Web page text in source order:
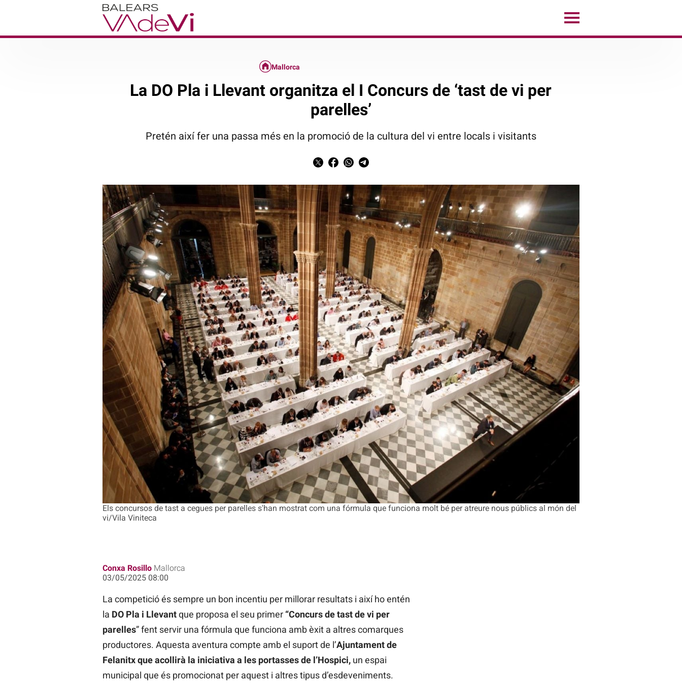
Els concursos de tast a cegues per parelles s'han mostrat com una fórmula que funciona molt bé per atreure nous públics al món del
vi/Vila Viniteca
Mallorca
La DO Pla i Llevant organitza el I Concurs de ‘tast de vi per
parelles’
Pretén així fer una passa més en la promoció de la cultura del vi entre locals i visitants
Conxa Rosillo Mallorca
03/05/2025 08:00
La competició és sempre un bon incentiu per millorar resultats i així ho entén
la DO Pla i Llevantque proposa el seu primer “Concurs de tast de vi per
parelles” fent servir una fórmula que funciona amb èxit a altres comarques
productores. Aquesta aventura compte amb el suport de l’Ajuntament de
Felanitx que acollirà la iniciativa a les portasses de l’Hospici,un espai
municipal que és promocionat per aquest i altres tipus d’esdeveniments.